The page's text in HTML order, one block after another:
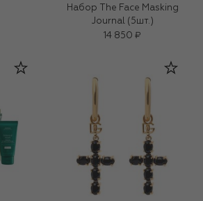
Набор The Face Masking
Journal (5шт.)
14 850 ₽